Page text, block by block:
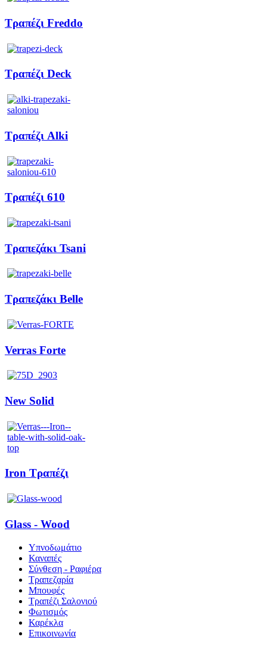
Τραπέζι Freddo
Τραπέζι Deck
Τραπέζι Alki
Τραπέζι 610
Τραπεζάκι Tsani
Τραπεζάκι Belle
Verras Forte
New Solid
Iron Τραπέζι
Glass - Wood
Υπνοδωμάτιο
Καναπές
Σύνθεση - Ραφιέρα
Τραπεζαρία
Μπουφές
Τραπέζι Σαλονιού
Φωτισμός
Καρέκλα
Επικοινωνία